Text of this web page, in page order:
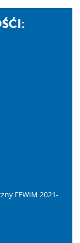
FEWiM 2021-